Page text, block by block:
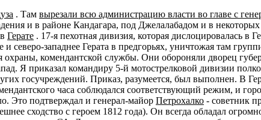
. Там вырезали всю администрацию власти во главе с
и в районе Кандагара, под Джелалабадом и в
Герате . 17-я пехотная дивизия, которая дислоцировалась в
и северо-западнее Герата в предгорьях, уничтожая там
охраны, комендантской службы. Они обороняли дворец
Я приказал командиру 5-й мотострелковой дивизии
госучреждений. Приказ, разумеется, был выполнен. В
часа соблюдался соответствующий режим, и
Это подтверждал и генерал-майор Петрохалко - советник
сходство с героем 1812 года). Он всегда обладал